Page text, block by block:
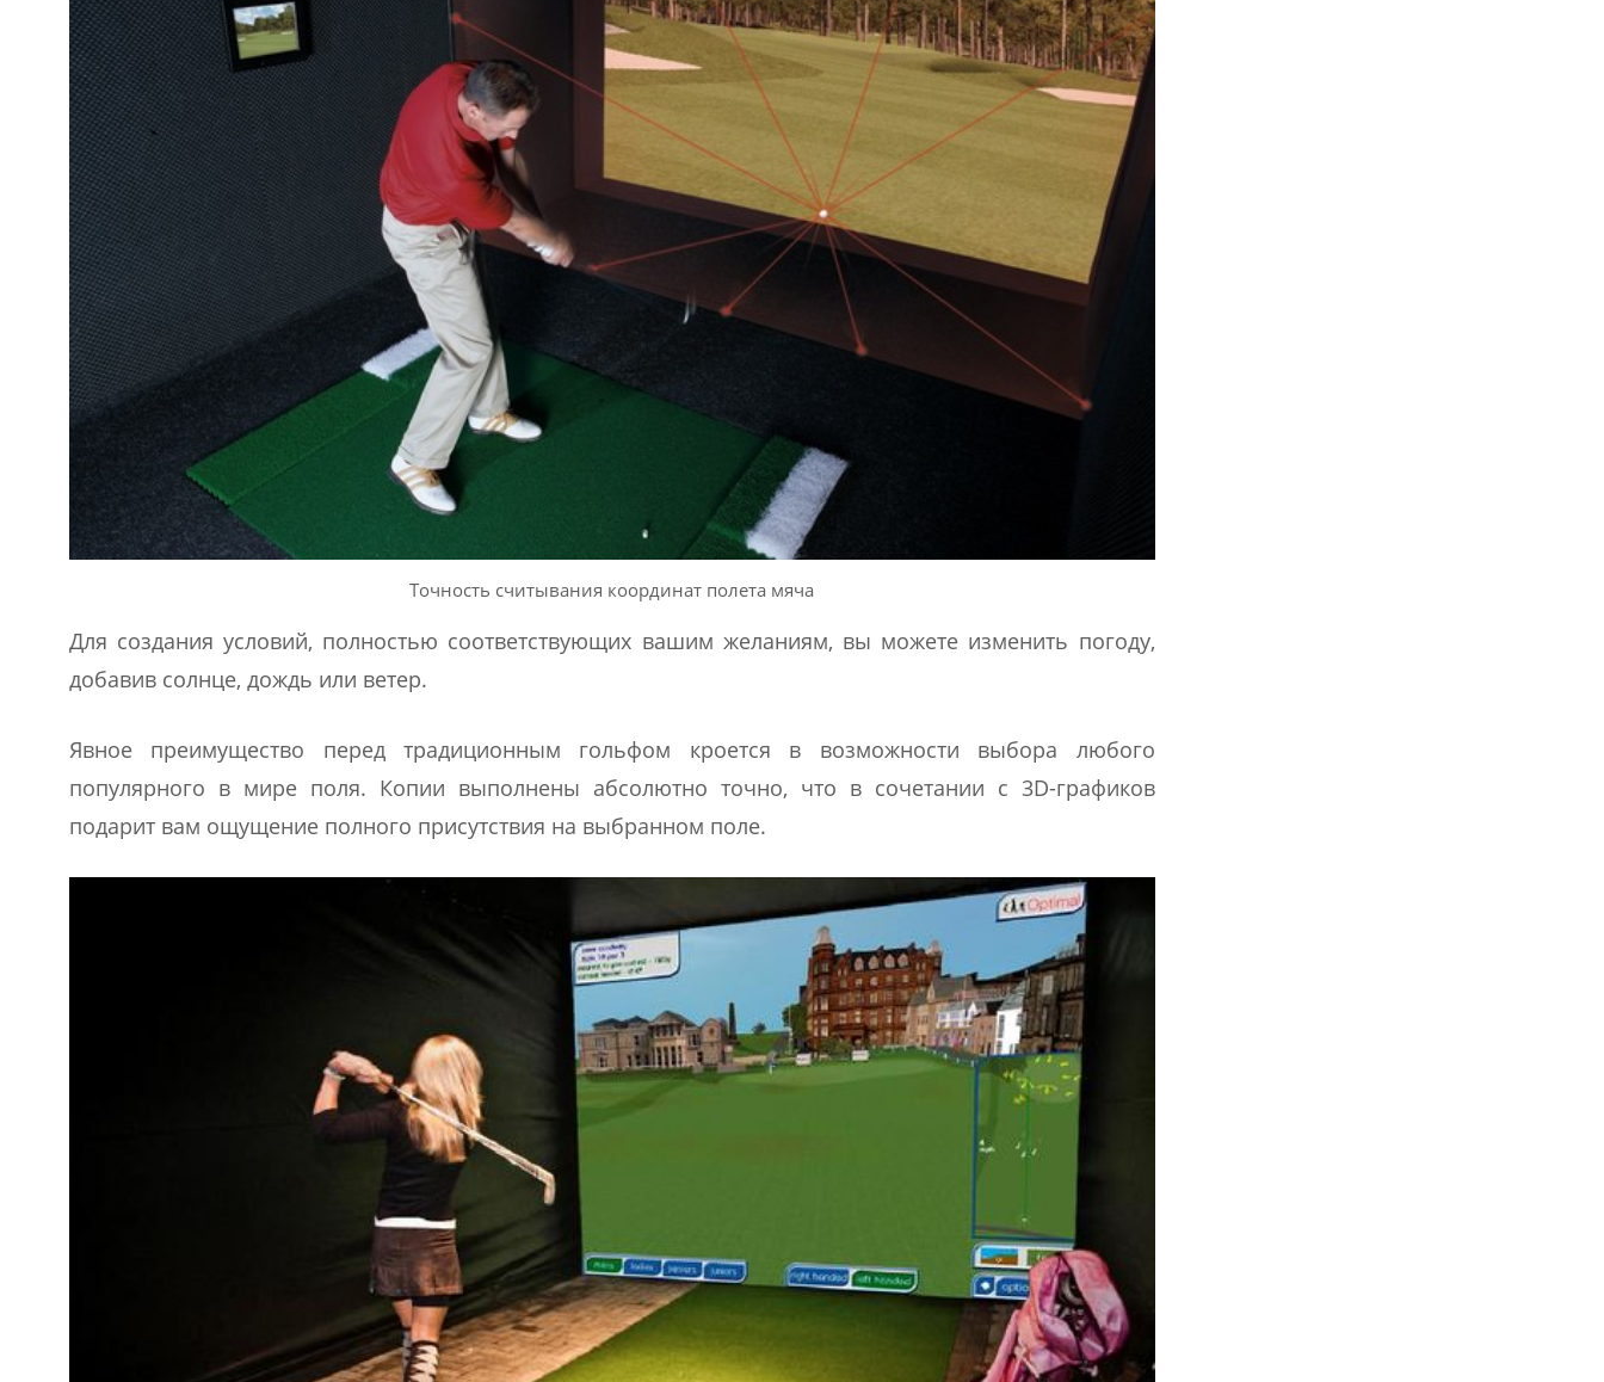
Точность считывания координат полета мяча
Для создания условий, полностью соответствующих вашим желаниям, вы можете изменить погоду,
добавив солнце, дождь или ветер.
Явное преимущество перед традиционным гольфом кроется в возможности выбора любого
популярного в мире поля. Копии выполнены абсолютно точно, что в сочетании с 3D-графиков
подарит вам ощущение полного присутствия на выбранном поле.